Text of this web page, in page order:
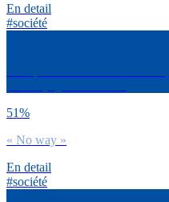
En detail
#société
51%
« No way »
En detail
#société